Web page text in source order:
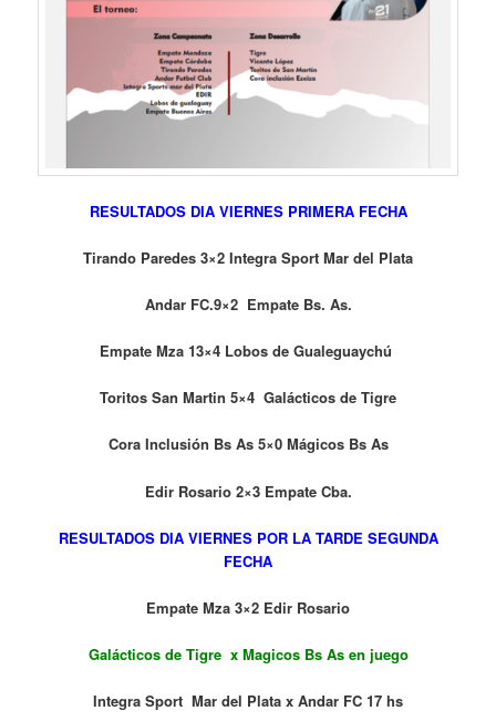
RESULTADOS DIA VIERNES PRIMERA FECHA
Tirando Paredes 3×2 Integra Sport Mar del Plata
Andar FC.9×2 Empate Bs. As.
Empate Mza 13×4 Lobos de Gualeguaychú
Toritos San Martin 5×4 Galácticos de Tigre
Cora Inclusión Bs As 5×0 Mágicos Bs As
Edir Rosario 2×3 Empate Cba.
RESULTADOS DIA VIERNES POR LA TARDE SEGUNDA
FECHA
Empate Mza 3×2 Edir Rosario
Galácticos de Tigre x Magicos Bs As en juego
Integra Sport Mar del Plata x Andar FC 17 hs